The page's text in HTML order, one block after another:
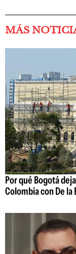
MÁS
Por qué Bogotá
Colombia con De